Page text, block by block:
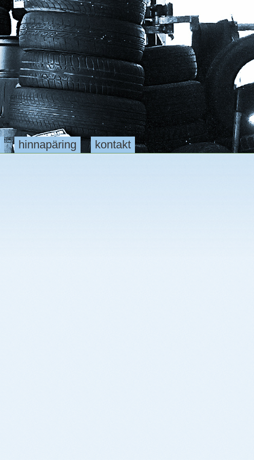
hinnapäring kontakt